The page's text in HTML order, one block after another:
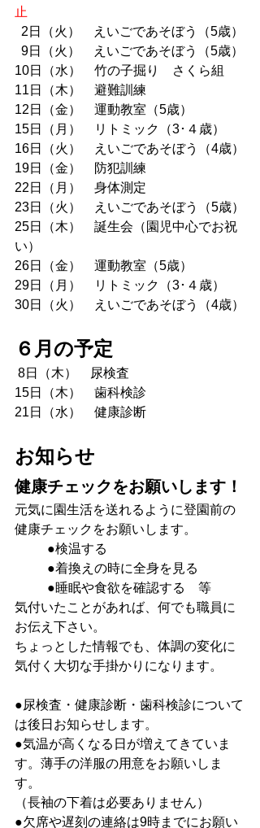
止
2日（火）　えいごであそぼう（5歳）
  9日（火）　えいごであそぼう（5歳）
10日（水）　竹の子掘り　さくら組
11日（木）　避難訓練
12日（金）　運動教室（5歳）
15日（月）　リトミック（3･４歳）
16日（火）　えいごであそぼう（4歳）
19日（金）　防犯訓練
22日（月）　身体測定
23日（火）　えいごであそぼう（5歳）
25日（木）　誕生会（園児中心でお祝
い）
26日（金）　運動教室（5歳）
29日（月）　リトミック（3･４歳）
30日（火）　えいごであそぼう（4歳）
６月の予定
8日（木）　尿検査
15日（木）　歯科検診
21日（水）　健康診断
お知らせ
健康チェックをお願いします！
元気に園生活を送れるように登園前の
健康チェックをお願いします。
●検温する
●着換えの時に全身を見る
  	●睡眠や食欲を確認する　等
気付いたことがあれば、何でも職員に
お伝え下さい。
ちょっとした情報でも、体調の変化に
気付く大切な手掛かりになります。
●尿検査・健康診断・歯科検診について
は後日お知らせします。
●気温が高くなる日が増えてきていま
す。薄手の洋服の用意をお願いしま
す。
（長袖の下着は必要ありません）
●欠席や遅刻の連絡は9時までにお願い